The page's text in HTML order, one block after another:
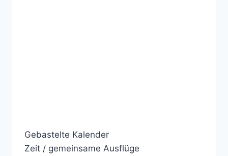
Gebastelte Kalender
Zeit / gemeinsame Ausflüge